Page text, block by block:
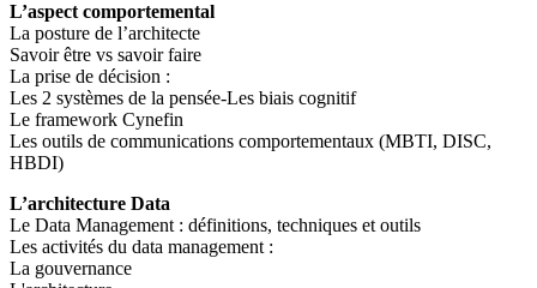
L’aspect comportemental
La posture de l’architecte
Savoir être vs savoir faire
La prise de décision :
Les 2 systèmes de la pensée-Les biais cognitif
Le framework Cynefin
Les outils de communications comportementaux (MBTI, DISC,
HBDI)
L’architecture Data
Le Data Management : définitions, techniques et outils
Les activités du data management :
La gouvernance